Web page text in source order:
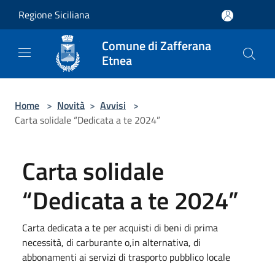
Regione Siciliana
Comune di Zafferana
Etnea
Home > Novità > Avvisi >
Carta solidale “Dedicata a te 2024”
Carta solidale
“Dedicata a te 2024”
Carta dedicata a te per acquisti di beni di prima
necessità, di carburante o,in alternativa, di
abbonamenti ai servizi di trasporto pubblico locale